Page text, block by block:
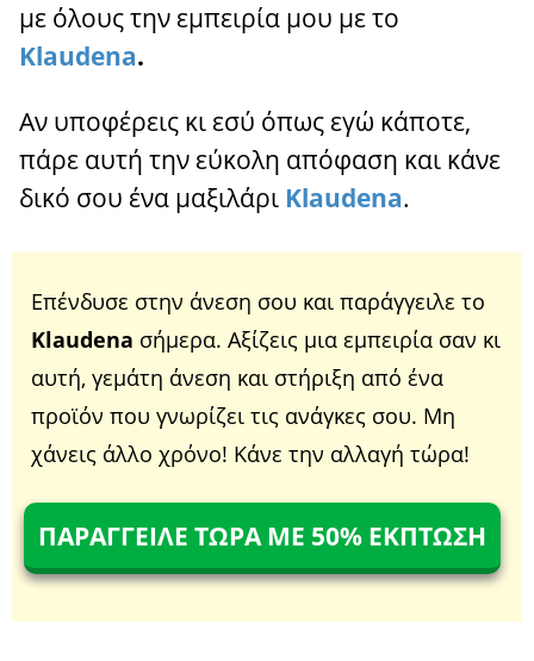
με όλους την εμπειρία μου με το
Klaudena.
Αν υποφέρεις κι εσύ όπως εγώ κάποτε,
πάρε αυτή την εύκολη απόφαση και κάνε
δικό σου ένα μαξιλάρι Klaudena.
Επένδυσε στην άνεση σου και παράγγειλε το
Klaudena σήμερα. Αξίζεις μια εμπειρία σαν κι
αυτή, γεμάτη άνεση και στήριξη από ένα
προϊόν που γνωρίζει τις ανάγκες σου. Μη
χάνεις άλλο χρόνο! Κάνε την αλλαγή τώρα!
ΠΑΡΑΓΓΕΙΛΕ ΤΩΡΑ ΜΕ 50% ΕΚΠΤΩΣΗ